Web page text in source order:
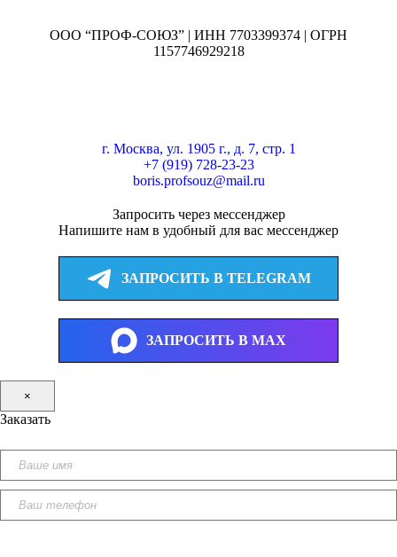
ООО “ПРОФ-СОЮЗ” | ИНН 7703399374 | ОГРН
1157746929218
г. Москва, ул. 1905 г., д. 7, стр. 1
+7 (919) 728-23-23
boris.profsouz@mail.ru
Запросить через мессенджер
Напишите нам в удобный для вас мессенджер
ЗАПРОСИТЬ В TELEGRAM
ЗАПРОСИТЬ В MAX
×
Заказать